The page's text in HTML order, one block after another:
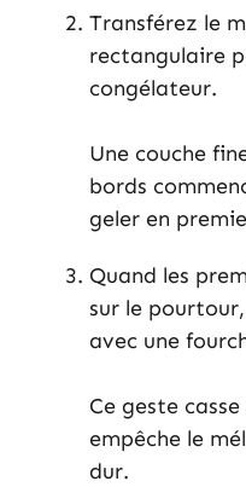
Transférez le
rectangulaire
congélateur.
Une couche
bords
geler en
Quand les
sur le
avec une
Ce geste
empêche le
dur.